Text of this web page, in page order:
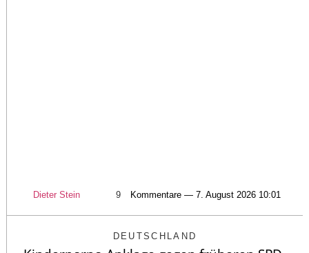
Dieter Stein 9 Kommentare — 7. August 2026 10:01
DEUTSCHLAND